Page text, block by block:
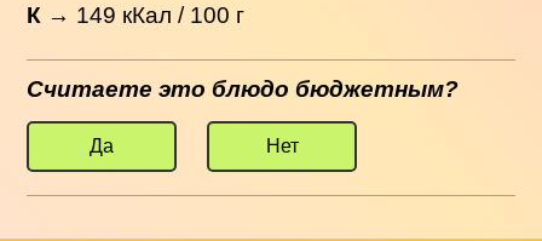
К → 149 кКал / 100 г
Считаете это блюдо бюджетным?
Да Нет